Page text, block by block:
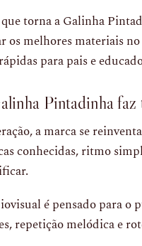
torna a Galinha
os melhores materiais
para pais e
Pintadinha faz
a marca se
conhecidas, ritmo
é pensado para o
repetição melódica e